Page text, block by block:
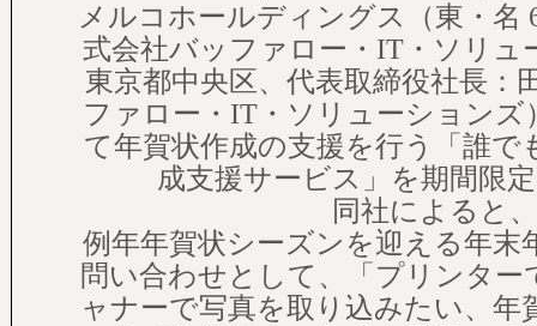
メルコホールディングス（東・名
式会社バッファロー・IT・ソリュ
東京都中央区、代表取締役社長：
ファロー・IT・ソリューションズ
て年賀状作成の支援を行う「誰で
成支援サービス」を期間限
同社によると、
例年年賀状シーズンを迎える年末
問い合わせとして、「プリンター
ャナーで写真を取り込みたい、年